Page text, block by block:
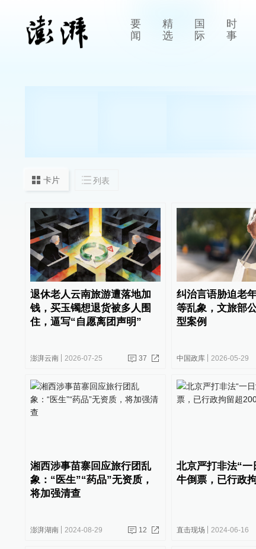
要
闻
精
选
国
际
时
事
卡片 列表
退休老人云南旅游遭落地加
钱，买玉镯想退货被多人围
住，逼写“自愿离团声明”
澎湃云南 2026-07-25 37
纠治言语胁迫老
等乱象，文旅部
型案例
中国政库 2026-05-29
湘西涉事苗寨回应旅行团乱
象：“医生”“药品”无资质，
将加强清查
澎湃湖南 2024-08-29 12
北京严打非法“一
牛倒票，已行政
直击现场 2024-06-16